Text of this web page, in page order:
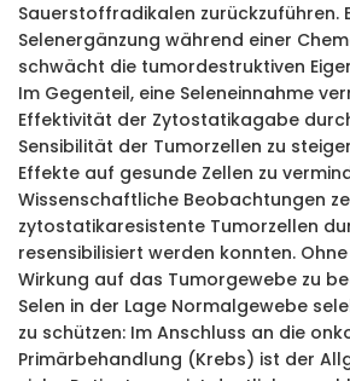
Sauerstoffradikalen zurückzuführen.
Selenergänzung während einer
schwächt die tumordestruktiven
Im Gegenteil, eine Seleneinnahme
Effektivität der Zytostatikagabe
Sensibilität der Tumorzellen zu
Effekte auf gesunde Zellen zu
Wissenschaftliche Beobachtungen
zytostatikaresistente Tumorzellen
resensibilisiert werden konnten.
Wirkung auf das Tumorgewebe zu
Selen in der Lage Normalgewebe
zu schützen: Im Anschluss an die
Primärbehandlung (Krebs) ist der